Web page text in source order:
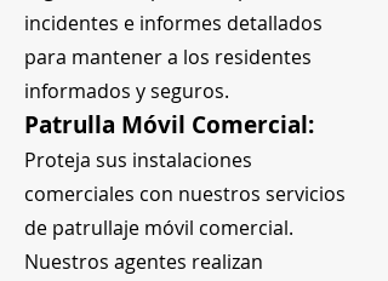
incidentes e informes detallados
para mantener a los residentes
informados y seguros.
Patrulla Móvil Comercial:
Proteja sus instalaciones
comerciales con nuestros servicios
de patrullaje móvil comercial.
Nuestros agentes realizan